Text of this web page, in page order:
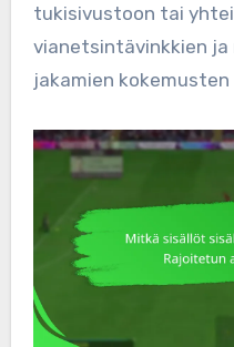
tukisivustoon tai
vianetsintävinkkien ja
jakamien kokemusten